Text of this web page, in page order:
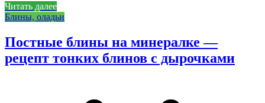
Читать далее
Блины, оладьи
Постные блины на минералке —
рецепт тонких блинов с дырочками